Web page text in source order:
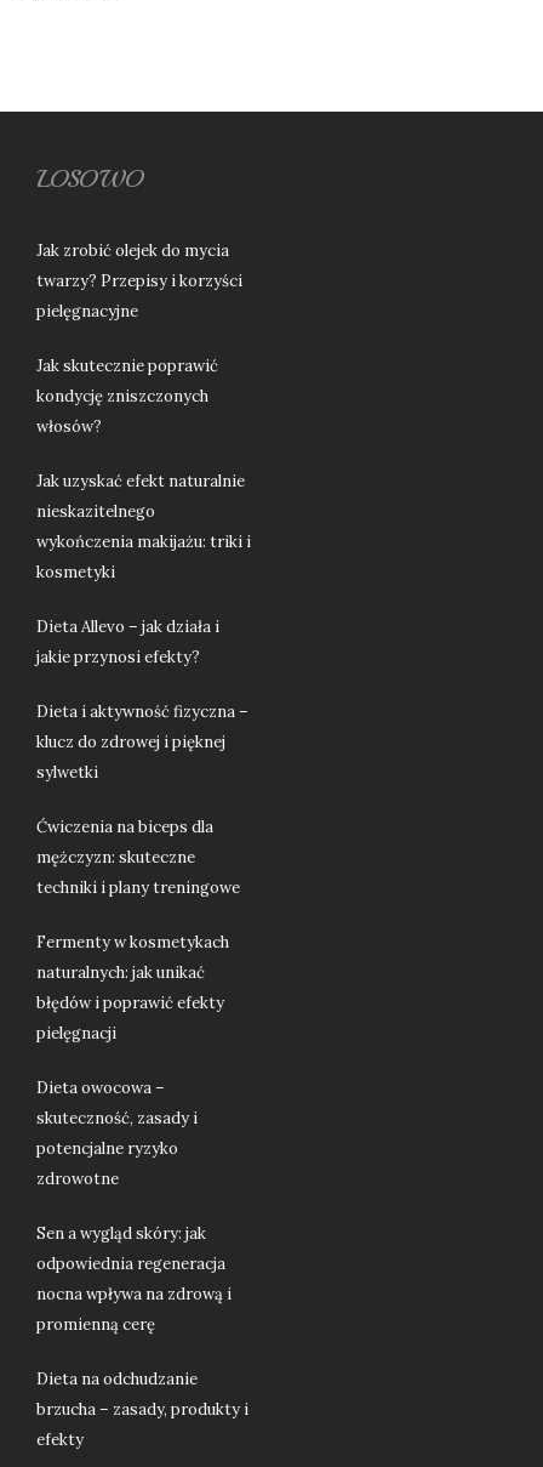
LOSOWO
Jak zrobić olejek do mycia
twarzy? Przepisy i korzyści
pielęgnacyjne
Jak skutecznie poprawić
kondycję zniszczonych
włosów?
Jak uzyskać efekt naturalnie
nieskazitelnego
wykończenia makijażu: triki i
kosmetyki
Dieta Allevo – jak działa i
jakie przynosi efekty?
Dieta i aktywność fizyczna –
klucz do zdrowej i pięknej
sylwetki
Ćwiczenia na biceps dla
mężczyzn: skuteczne
techniki i plany treningowe
Fermenty w kosmetykach
naturalnych: jak unikać
błędów i poprawić efekty
pielęgnacji
Dieta owocowa –
skuteczność, zasady i
potencjalne ryzyko
zdrowotne
Sen a wygląd skóry: jak
odpowiednia regeneracja
nocna wpływa na zdrową i
promienną cerę
Dieta na odchudzanie
brzucha – zasady, produkty i
efekty